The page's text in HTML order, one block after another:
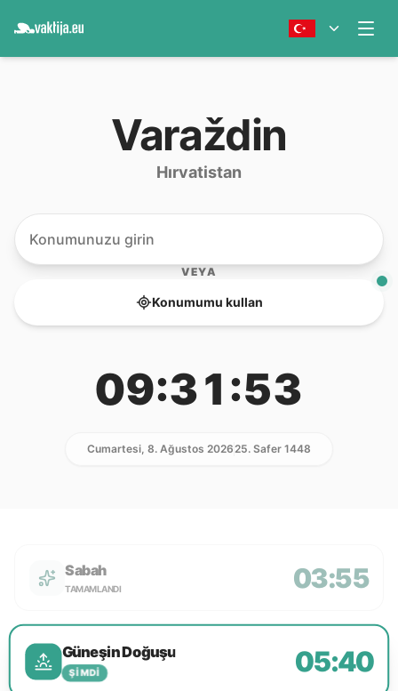
Varaždin
Hırvatistan
VEYA
Konumumu kullan
09:31:53
Cumartesi, 8. Ağustos 202625. Safer 1448
Sabah
TAMAMLANDI 03:55
Güneşin Doğuşu
ŞIMDI 05:40